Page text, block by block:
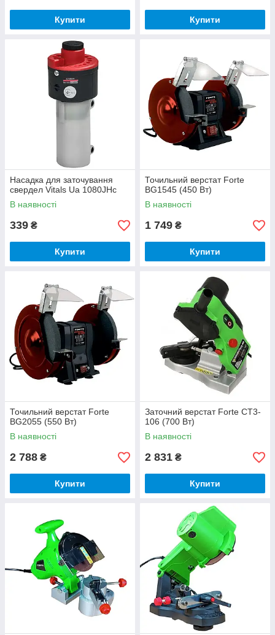
Купити Купити
Насадка для заточування
свердел Vitals Ua 1080JHc
В наявності
339 ₴
Купити
Точильний верстат Forte
BG1545 (450 Вт)
В наявності
1 749 ₴
Купити
Точильний верстат Forte
BG2055 (550 Вт)
В наявності
2 788 ₴
Купити
Заточний верстат Forte СТ3-
106 (700 Вт)
В наявності
2 831 ₴
Купити